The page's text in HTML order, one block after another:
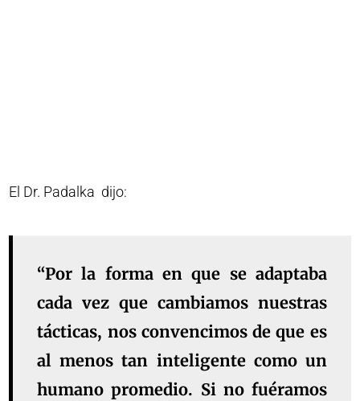
El Dr. Padalka dijo:
“Por la forma en que se adaptaba
cada vez que cambiamos nuestras
tácticas, nos convencimos de que es
al menos tan inteligente como un
humano promedio. Si no fuéramos